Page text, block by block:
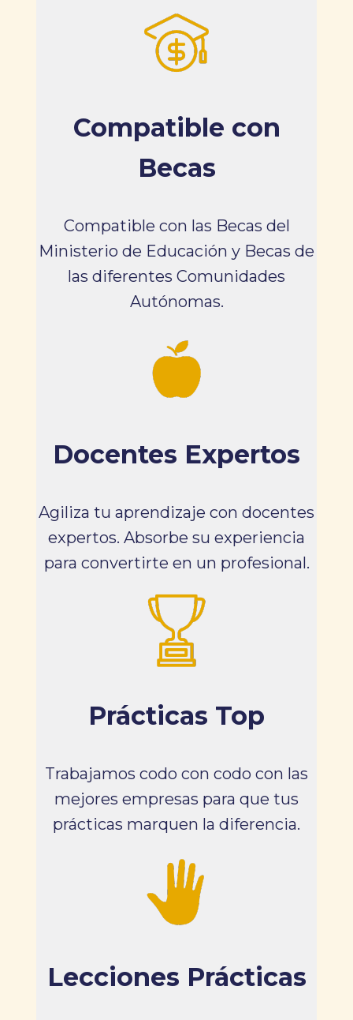
Compatible con
Becas
Compatible con las Becas del
Ministerio de Educación y Becas de
las diferentes Comunidades
Autónomas.
Docentes Expertos
Agiliza tu aprendizaje con docentes
expertos. Absorbe su experiencia
para convertirte en un profesional.
Prácticas Top
Trabajamos codo con codo con las
mejores empresas para que tus
prácticas marquen la diferencia.
Lecciones Prácticas